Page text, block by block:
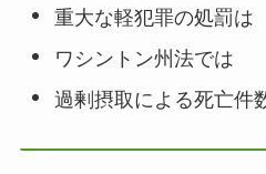
重大な軽犯罪の処罰は
ワシントン州法では
過剰摂取による死亡件